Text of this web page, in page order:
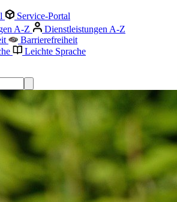
Service-Portal
A-Z
Dienstleistungen A-Z
Barrierefreiheit
Leichte Sprache